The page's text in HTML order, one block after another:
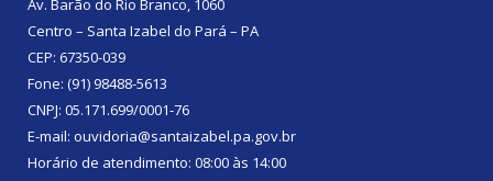
Av. Barão do Rio Branco, 1060
Centro – Santa Izabel do Pará – PA
CEP: 67350-039
Fone: (91) 98488-5613
CNPJ: 05.171.699/0001-76
E-mail: ouvidoria@santaizabel.pa.gov.br
Horário de atendimento: 08:00 às 14:00